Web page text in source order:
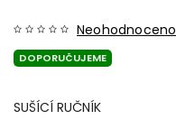
DOPORUČUJEME
Neohodnoceno
SUŠÍCÍ RUČNÍK